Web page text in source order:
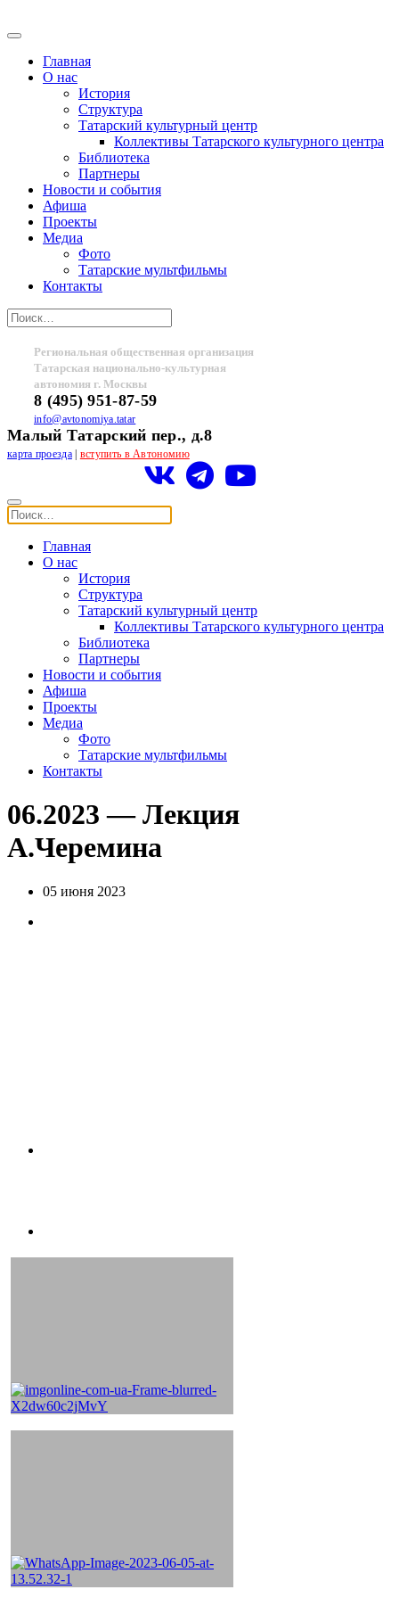
Главная
О нас
История
Структура
Татарский культурный центр
Коллективы Татарского культурного центра
Библиотека
Партнеры
Новости и события
Афиша
Проекты
Медиа
Фото
Татарские мультфильмы
Контакты
Региональная общественная организация
Татарская национально-культурная
автономия г. Москвы
8 (495) 951-87-59
info@avtonomiya.tatar
Малый Татарский пер., д.8
карта проезда| вступить в Автономию
Главная
О нас
История
Структура
Татарский культурный центр
Коллективы Татарского культурного центра
Библиотека
Партнеры
Новости и события
Афиша
Проекты
Медиа
Фото
Татарские мультфильмы
Контакты
06.2023 — Лекция
А.Черемина
05 июня 2023